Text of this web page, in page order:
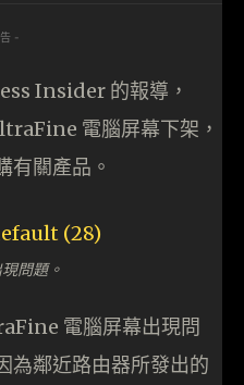
-
Insider 的報導，
電腦屏幕下架，
有關產品。
問題。
電腦屏幕出現問
為鄰近路由器所發出的